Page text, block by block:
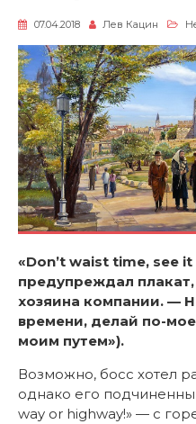
07.04.2018 Лев Кацин
«Don’t waist time, see
предупреждал
хозяина компании. —
времени, делай по-
моим путем»).
Возможно, босс хотел
однако его
way or highway!» — с